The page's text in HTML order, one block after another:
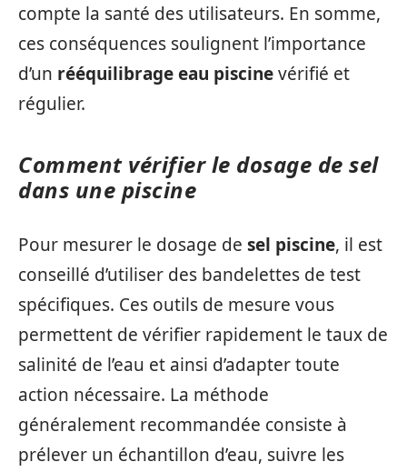
compte la santé des utilisateurs. En somme,
ces conséquences soulignent l’importance
d’un rééquilibrage eau piscinevérifié et
régulier.
Comment vérifier le dosage de sel
dans une piscine
Pour mesurer le dosage de sel piscine, il est
conseillé d’utiliser des bandelettes de test
spécifiques. Ces outils de mesure vous
permettent de vérifier rapidement le taux de
salinité de l’eau et ainsi d’adapter toute
action nécessaire. La méthode
généralement recommandée consiste à
prélever un échantillon d’eau, suivre les